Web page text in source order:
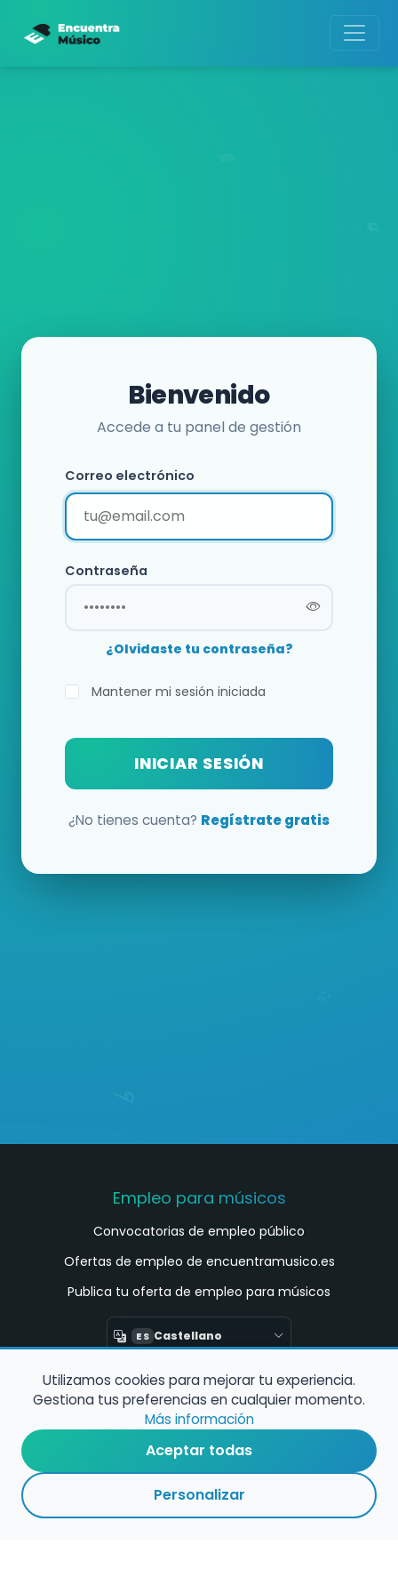
Bienvenido
Accede a tu panel de gestión
Correo electrónico
Contraseña
¿Olvidaste tu contraseña?
Mantener mi sesión iniciada
INICIAR SESIÓN
¿No tienes cuenta? Regístrate gratis
Empleo para músicos
Convocatorias de empleo público
Ofertas de empleo de encuentramusico.es
Publica tu oferta de empleo para músicos
ES Castellano
Encuentra Músico
Buscador de Músicos
Encuentra Pianista Acompañante
Asesoría para músicos y docentes
Utilizamos cookies para mejorar tu experiencia.
Gestiona tus preferencias en cualquier momento.
Más información
Aceptar todas
Personalizar